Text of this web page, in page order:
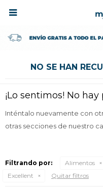

NO SE HAN
¡Lo sentimos! No
Inténtalo nuevamente con
otras secciones de nuestro
Filtrando por: Alimentos
Excellent
Quitar filtros